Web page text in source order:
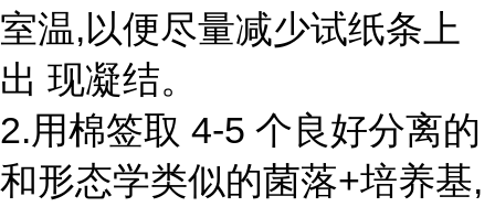
室温,以便尽量减少试纸条上
出 现凝结。
2.用棉签取 4-5 个良好分离的
和形态学类似的菌落+培养基,